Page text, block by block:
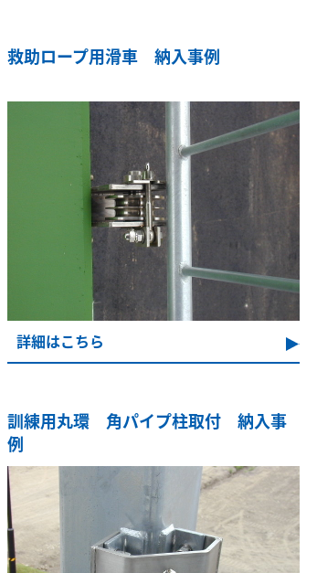
救助ロープ用滑車 納入事例
詳細はこちら
訓練用丸環 角パイプ柱取付 納入事
例